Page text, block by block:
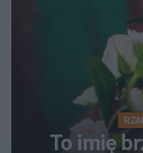
To imię